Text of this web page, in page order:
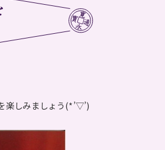
楽しみましょう(*’▽’)